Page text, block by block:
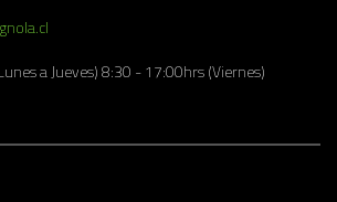
a Jueves) 8:30 - 17:00hrs (Viernes)